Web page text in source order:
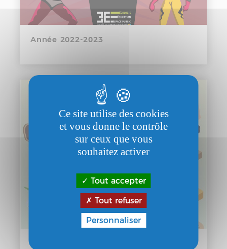
Année 2022-2023
Ce site utilise des cookies
et vous donne le contrôle
sur ceux que vous
souhaitez activer
Tout accepter
Tout refuser
Personnaliser